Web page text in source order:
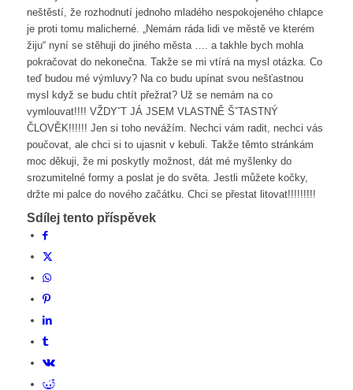
neštěstí, že rozhodnutí jednoho mladého nespokojeného chlapce
je proti tomu malicherné. „Nemám ráda lidi ve městě ve kterém
žiju“ nyní se stěhuji do jiného města …. a takhle bych mohla
pokračovat do nekonečna. Takže se mi vtírá na mysl otázka. Co
teď budou mé výmluvy? Na co budu upínat svou nešťastnou
mysl když se budu chtít přežrat? Už se nemám na co
vymlouvat!!!! VŽDYˇT JÁ JSEM VLASTNĚ ŠˇTASTNÝ
ČLOVĚK!!!!!! Jen si toho nevážím. Nechci vám radit, nechci vás
poučovat, ale chci si to ujasnit v kebuli. Takže těmto stránkám
moc děkuji, že mi poskytly možnost, dát mé myšlenky do
srozumitelné formy a poslat je do světa. Jestli můžete kočky,
držte mi palce do nového začátku. Chci se přestat litovat!!!!!!!!!
Sdílej tento příspěvek